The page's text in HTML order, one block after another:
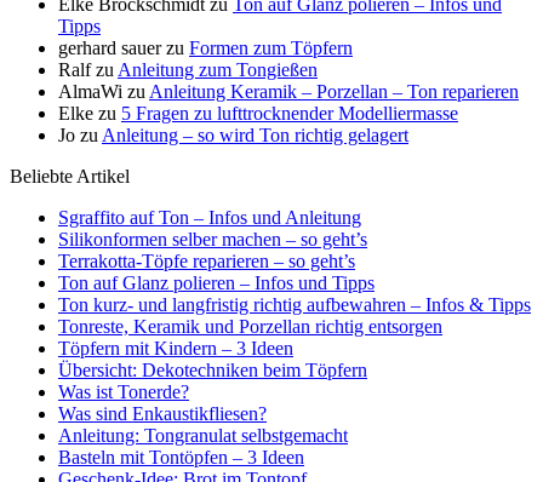
Elke Brockschmidt zu
Ton auf Glanz polieren – Infos und
Tipps
gerhard sauerzu Formen zum Töpfern
Ralfzu Anleitung zum Tongießen
AlmaWi zu Anleitung Keramik – Porzellan – Ton reparieren
Elke zu 5 Fragen zu lufttrocknender Modelliermasse
Jo zu Anleitung – so wird Ton richtig gelagert
Beliebte Artikel
Sgraffito auf Ton – Infos und Anleitung
Silikonformen selber machen – so geht’s
Terrakotta-Töpfe reparieren – so geht’s
Ton auf Glanz polieren – Infos und Tipps
Ton kurz- und langfristig richtig aufbewahren – Infos & Tipps
Tonreste, Keramik und Porzellan richtig entsorgen
Töpfern mit Kindern – 3 Ideen
Übersicht: Dekotechniken beim Töpfern
Was ist Tonerde?
Was sind Enkaustikfliesen?
Anleitung: Tongranulat selbstgemacht
Basteln mit Tontöpfen – 3 Ideen